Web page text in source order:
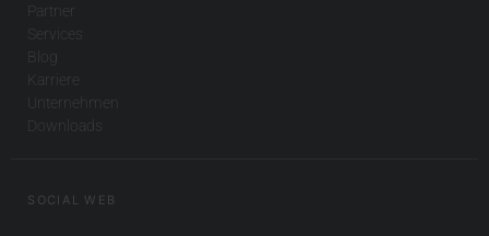
Partner
Services
Blog
Karriere
Unternehmen
Downloads
SOCIAL WEB